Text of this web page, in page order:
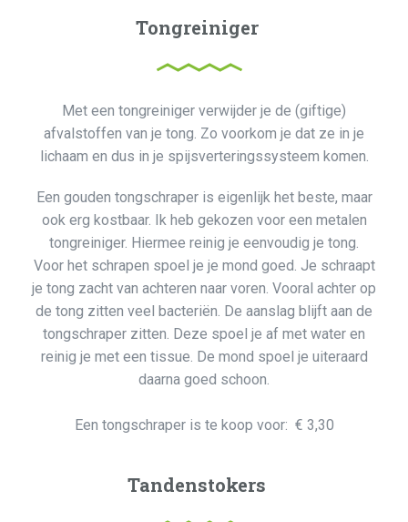
Tongreiniger
Met een tongreiniger verwijder je de (giftige)
afvalstoffen van je tong. Zo voorkom je dat ze in je
lichaam en dus in je spijsverteringssysteem komen.
Een gouden tongschraper is eigenlijk het beste, maar
ook erg kostbaar. Ik heb gekozen voor een metalen
tongreiniger. Hiermee reinig je eenvoudig je tong.
Voor het schrapen spoel je je mond goed. Je schraapt
je tong zacht van achteren naar voren. Vooral achter op
de tong zitten veel bacteriën. De aanslag blijft aan de
tongschraper zitten. Deze spoel je af met water en
reinig je met een tissue. De mond spoel je uiteraard
daarna goed schoon.
Een tongschraper is te koop voor: € 3,30
Tandenstokers